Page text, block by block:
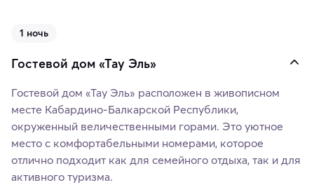
1 ночь
Гостевой дом «Тау Эль»
Гостевой дом «Тау Эль» расположен в живописном
месте Кабардино-Балкарской Республики,
окруженный величественными горами. Это уютное
место с комфортабельными номерами, которое
отлично подходит как для семейного отдыха, так и для
активного туризма.